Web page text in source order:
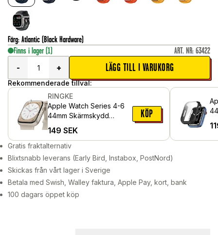
Färg: Atlantic (Black Hardware)
Finns i lager (1) ART. NR: 63422
-
+ LÄGG TILL I VARUKORG
Rekommenderade tillval:
RINGKE
Apple Watch Series 4-6
44mm Skärmskydd
pack)
149 SEK
KÖP
Gratis fraktalternativ
Blixtsnabb leverans (Early Bird, Instabox, PostNord)
Skickas från vårt lager i Sverige
Betala med Swish, Walley faktura, Apple Pay, kort, bank
100 dagars öppet köp